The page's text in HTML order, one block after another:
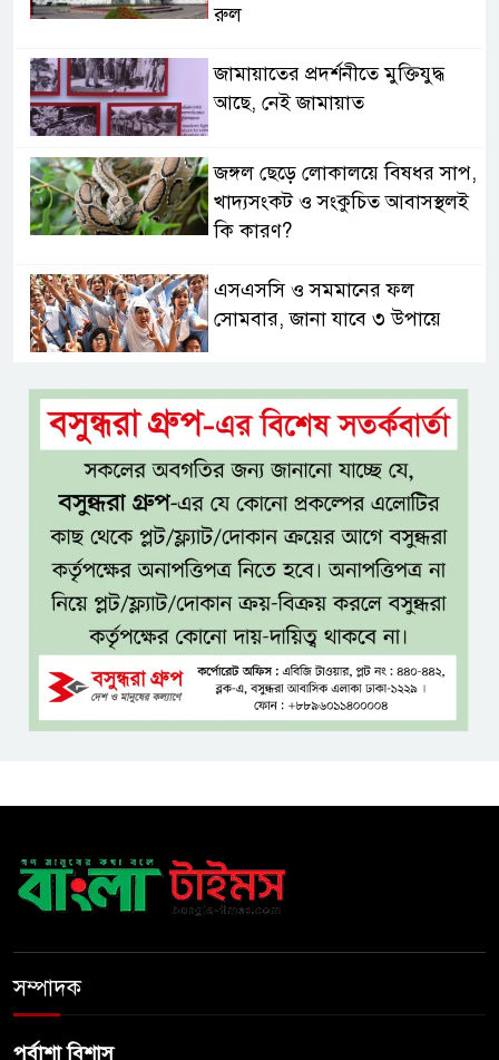
রুল
জামায়াতের প্রদর্শনীতে মুক্তিযুদ্ধ
আছে, নেই জামায়াত
জঙ্গল ছেড়ে লোকালয়ে বিষধর সাপ,
খাদ্যসংকট ও সংকুচিত আবাসস্থলই
কি কারণ?
এসএসসি ও সমমানের ফল
সোমবার, জানা যাবে ৩ উপায়ে
একই খাটে মা-ছেলের লাশ, শিশুর
হাত-পা বাঁধা—যশোরে রহস্যজনক
মৃত্যু
মাকে খুঁজতে এসে মিলল পলিথিনে
মোড়ানো মরদেহ, মেলেনি মাথা ও
পা
কম বয়সেই বন্ধ্যাত্বের ঝুঁকি?
নারীদের ৩ লক্ষণে সতর্ক হওয়ার
পরামর্শ
ব্যবহৃত রাখি ডাস্টবিনে ফেলেন?
ভুলেও নয়, জেনে নিন কী করা উচিত
বেসরকারি জ্বালানি তেল আমদানিতে
সম্পাদক
পূর্বাশা বিশাস